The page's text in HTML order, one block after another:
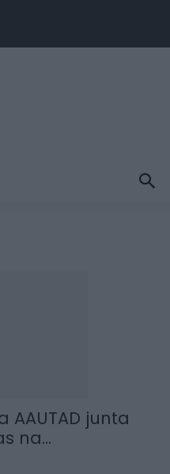
AAUTAD junta
na...